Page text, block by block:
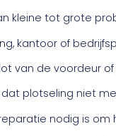
kleine tot grote
kantoor of
van de voordeur
plotseling niet
nodig is om